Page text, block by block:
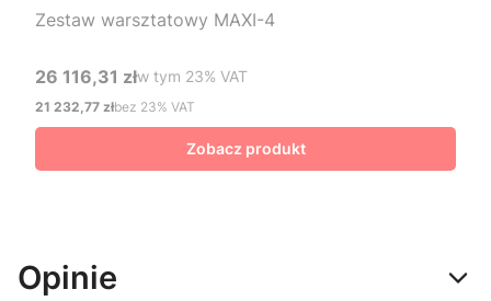
Zestaw warsztatowy MAXI-4
Cena brutto
26 116,31 złw tym %s VAT
w tym 23% VAT
Cena netto
21 232,77 złbez 23% VAT
Zobacz produkt
Opinie